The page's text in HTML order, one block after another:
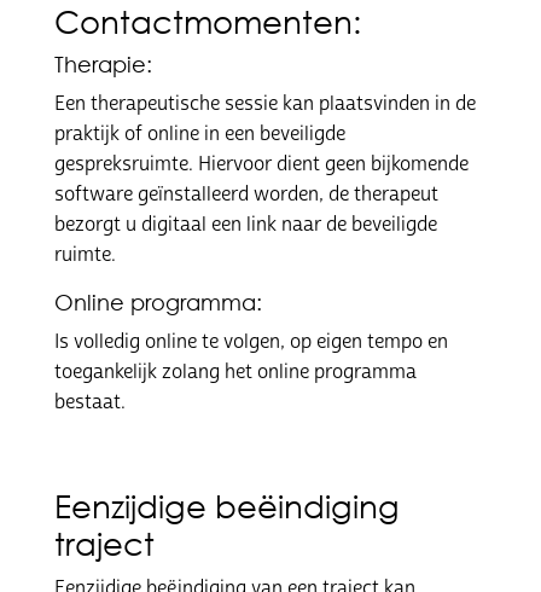
Contactmomenten:
Therapie:
Een therapeutische sessie kan plaatsvinden in de
praktijk of online in een beveiligde
gespreksruimte. Hiervoor dient geen bijkomende
software geïnstalleerd worden, de therapeut
bezorgt u digitaal een link naar de beveiligde
ruimte.
Online programma:
Is volledig online te volgen, op eigen tempo en
toegankelijk zolang het online programma
bestaat.
Eenzijdige beëindiging
traject